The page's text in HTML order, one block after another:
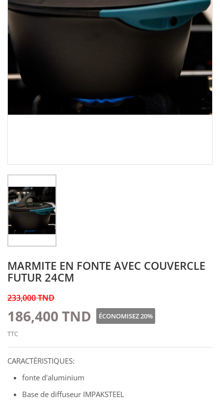
MARMITE EN FONTE AVEC COUVERCLE
FUTUR 24CM
233,000 TND
186,400 TND
ÉCONOMISEZ 20%
TTC
CARACTÉRISTIQUES:
fonte d'aluminium
Base de diffuseur IMPAKSTEEL